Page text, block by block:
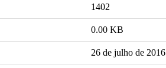
1402
0.00 KB
26 de julho de 2016